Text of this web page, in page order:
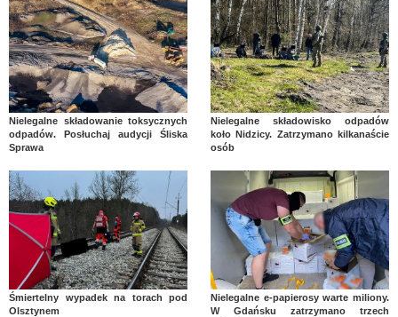
Nielegalne składowanie toksycznych
odpadów. Posłuchaj audycji Śliska
Sprawa
Nielegalne składowisko odpadów
koło Nidzicy. Zatrzymano kilkanaście
osób
Śmiertelny wypadek na torach pod
Olsztynem
Nielegalne e-papierosy warte miliony.
W Gdańsku zatrzymano trzech